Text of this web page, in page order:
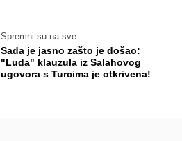
Spremni su na sve
Sada je jasno zašto je došao:
"Luda" klauzula iz Salahovog
ugovora s Turcima je otkrivena!